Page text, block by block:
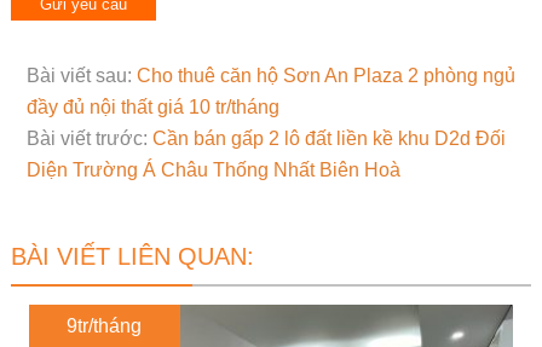
Bài viết sau: Cho thuê căn hộ Sơn An Plaza 2 phòng ngủ
đầy đủ nội thất giá 10 tr/tháng
Bài viết trước: Cần bán gấp 2 lô đất liền kề khu D2d Đối
Diện Trường Á Châu Thống Nhất Biên Hoà
BÀI VIẾT LIÊN QUAN:
9tr/tháng